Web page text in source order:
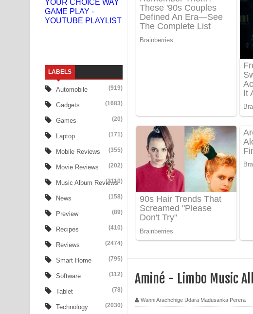
Numba Dun Aadare Song Lyrics - නුඹ දුන් ආදරේ ගීතයේ පද පෙළ
Liyamuda Dan Anagathe Song Lyrics - ලියමුද දැන් අනාගතේ
Benthara Palame Song Lyrics - බෙන්තර පාලමේ ගීතයේ පද පෙළ
Adare Wadi Nisa Song Lyrics - ආදරේ වැඩි නිසා ගීතයේ පද පෙළ
UNUHUMA Song Lyrics - උණුහුම ගීතයේ පද පෙළ
Katakara Song Lyrics - කටකාර ගීතයේ පද පෙළ
Tharu Yaye Dilena Song Lyrics - තරු යායේ දිලෙනා ගීතයේ පද පෙළ
Ow Man Sosa Song Lyrics - ඔව් මං සෝසා ගීතයේ පද පෙළ
Heavy Weight Song Lyrics
Aye Lanweela Song Lyrics - ආයේ ලංවීලා ගීතයේ පද පෙළ
Ala purannata Song Lyrics - ආල පුරන්නට ගීතයේ පද පෙළ
FEVER DREAM Lyrics - Alex Warren
BTS : Hooligan Lyrics
YOUR CHOICE WAY
GAME PLAY -
YOUTUBE PLAYLIST
LABELS
Automobile (919)
Gadgets (1683)
Games (20)
Laptop (171)
Mobile Reviews (355)
Movie Reviews (202)
Music Album Reviews
(3110)
News (158)
Preview (89)
Recipes (410)
Reviews (2474)
Smart Home (795)
Software (112)
Tablet (78)
Technology (2030)
Aminé - Limbo Music
Wanni Arachchige Udara Madusanka Perera